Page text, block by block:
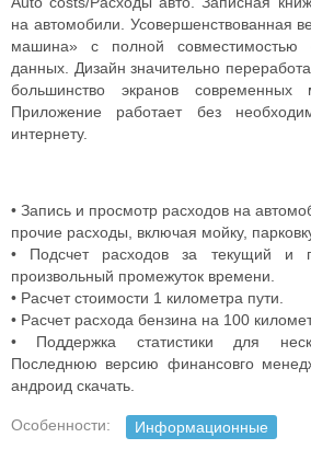
на автомобили. Усовершенствованная
машина» с полной
данных. Дизайн значительно
большинство экранов современных
Приложение работает без
интернету.
• Запись и просмотр расходов на
прочие расходы, включая мойку,
• Подсчет расходов за текущий и
произвольный промежуток времени.
• Расчет стоимости 1 километра пути.
• Расчет расхода бензина на 100
• Поддержка статистики для
Последнюю версию финансовго
андроид скачать.
Особенности: Информационные